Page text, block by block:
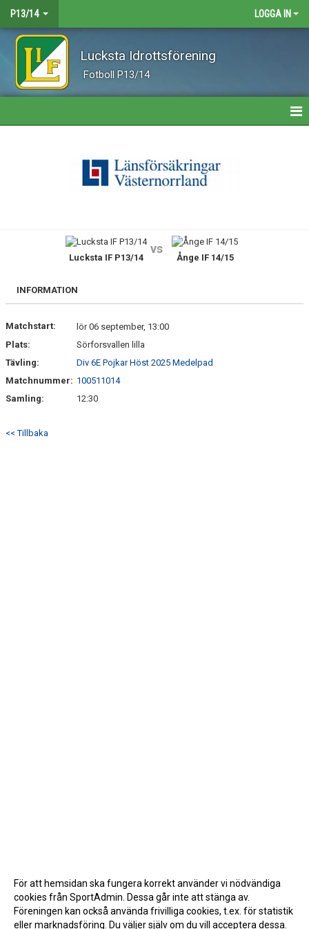
P13/14 LOGGA IN
Lucksta Idrottsförening
Fotboll P13/14
BILDGALLERI
KONTAKT
Lucksta IF P13/14
vs
Ånge IF 14/15
INFORMATION
Matchstart:
lör 06 september, 13:00
Plats:
Sörforsvallen lilla
Tävling:
Div 6E Pojkar Höst 2025 Medelpad
Matchnummer: 100511014
Samling:
12:30
<< Tillbaka
För att hemsidan ska fungera korrekt använder vi nödvändiga
cookies från SportAdmin. Dessa går inte att stänga av.
Föreningen kan också använda frivilliga cookies, t.ex. för statistik
eller marknadsföring. Du väljer själv om du vill acceptera dessa.